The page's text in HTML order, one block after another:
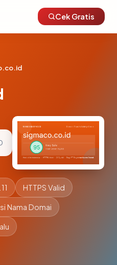
Cek Gratis
HTTPS Valid
Nama Domai